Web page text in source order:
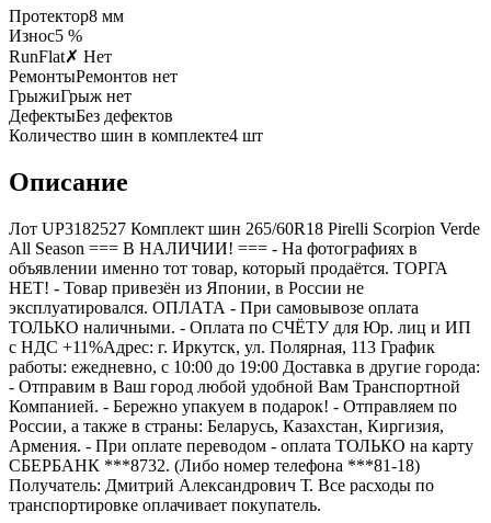
Протектор8 мм
Износ5 %
RunFlat✗ Нет
РемонтыРемонтов нет
ГрыжиГрыж нет
ДефектыБез дефектов
Количество шин в комплекте4 шт
Описание
Лот UP3182527 Комплект шин 265/60R18 Pirelli Scorpion Verde
All Season === B НАЛИЧИИ! === - На фотографиях в
объявлении именно тот товар, который продаётся. ТОРГА
НЕТ! - Товар привезён из Японии, в России не
эксплуатировался. ОПЛАТА - При самовывозе оплата
ТОЛЬКО наличными. - Оплата по СЧЁТУ для Юр. лиц и ИП
с НДС +11%Адрес: г. Иркутск, ул. Полярная, 113 График
работы: ежедневно, с 10:00 до 19:00 Доставка в другие города:
- Отправим в Ваш город любой удобной Вам Транспортной
Компанией. - Бережно упакуем в подарок! - Отправляем по
России, а также в страны: Беларусь, Казахстан, Киргизия,
Армения. - При оплате переводом - оплата ТОЛЬКО на карту
СБЕРБАНК ***8732. (Либо номер телефона ***81-18)
Получатель: Дмитрий Александрович Т. Все расходы по
транспортировке оплачивает покупатель.